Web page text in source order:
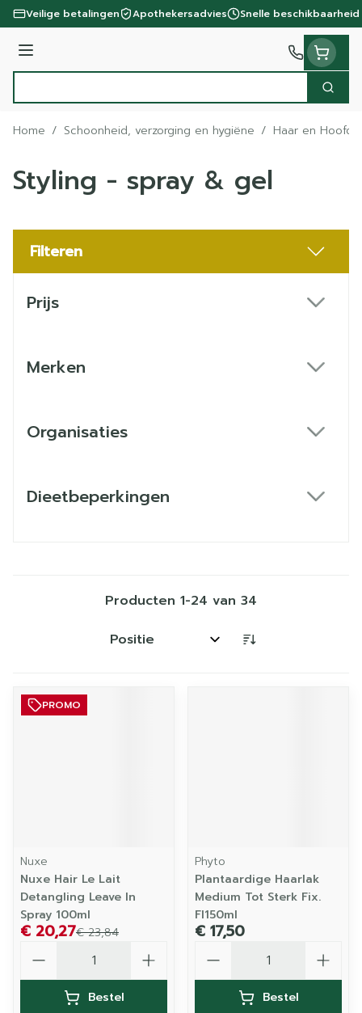
Ga naar de inhoud
Veilige betalingen Apothekersadvies Snelle beschikbaarheid
Menu
Zoek
Home / Schoonheid, verzorging en hygiëne / Haar en Hoofd
Styling - spray & gel
Filteren
Prijs
Merken
Organisaties
Dieetbeperkingen
Producten 1-24 van 34
Sorteer op:
PROMO
Nuxe
Nuxe Hair Le Lait
Detangling Leave In
Spray 100ml
€ 23,84
€ 20,27
Bestel
Phyto
Plantaardige Haarlak
Medium Tot Sterk Fix.
Fl150ml
€ 17,50
Bestel